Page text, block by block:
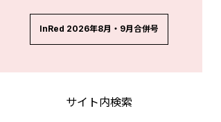
InRed 2026年8月・9月合併号
サイト内検索